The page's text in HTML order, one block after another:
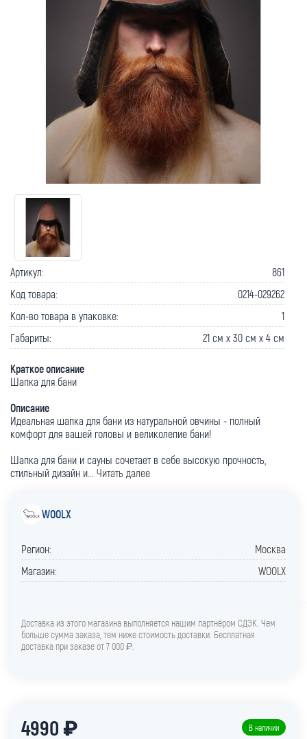
Артикул:
861
Код товара:
0214-029262
Кол-во товара в упаковке:
1
Габариты:
21 cм x 30 cм x 4 cм
Краткое описание
Шапка для бани
Описание
Идеальная шапка для бани из натуральной овчины - полный
комфорт для вашей головы и великолепие бани!
Шапка для бани и сауны сочетает в себе высокую прочность,
стильный дизайн и... Читать далее
WOOLX
Регион:
Москва
Магазин:
WOOLX
Доставка из этого магазина выполняется нашим партнёром СДЭК. Чем
больше сумма заказа, тем ниже стоимость доставки. Бесплатная
доставка при заказе от 7 000 ₽.
4990 ₽ В наличии
Как вернуть товар? Сроки доставки